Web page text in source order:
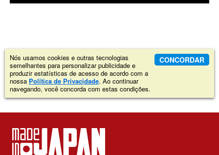
Nós usamos cookies e outras tecnologias
semelhantes para personalizar publicidade e
produzir estatísticas de acesso de acordo com a
nossa Política de Privacidade. Ao continuar
navegando, você concorda com estas condições.
CONCORDAR